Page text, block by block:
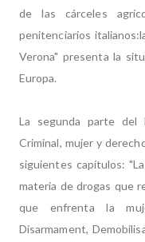
de las cárceles
penitenciarios
Verona" presenta la
Europa.
La segunda parte del
Criminal, mujer y
siguientes capítulos:
materia de drogas que
que enfrenta la
Disarmament,